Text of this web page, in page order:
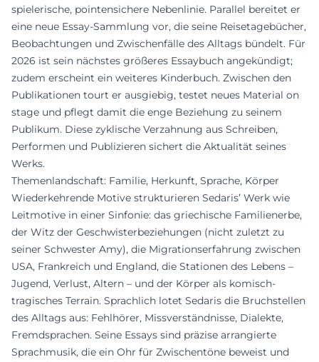
spielerische, pointensichere Nebenlinie. Parallel bereitet er
eine neue Essay-Sammlung vor, die seine Reisetagebücher,
Beobachtungen und Zwischenfälle des Alltags bündelt. Für
2026 ist sein nächstes größeres Essaybuch angekündigt;
zudem erscheint ein weiteres Kinderbuch. Zwischen den
Publikationen tourt er ausgiebig, testet neues Material on
stage und pflegt damit die enge Beziehung zu seinem
Publikum. Diese zyklische Verzahnung aus Schreiben,
Performen und Publizieren sichert die Aktualität seines
Werks.
Themenlandschaft: Familie, Herkunft, Sprache, Körper
Wiederkehrende Motive strukturieren Sedaris’ Werk wie
Leitmotive in einer Sinfonie: das griechische Familienerbe,
der Witz der Geschwisterbeziehungen (nicht zuletzt zu
seiner Schwester Amy), die Migrationserfahrung zwischen
USA, Frankreich und England, die Stationen des Lebens –
Jugend, Verlust, Altern – und der Körper als komisch-
tragisches Terrain. Sprachlich lotet Sedaris die Bruchstellen
des Alltags aus: Fehlhörer, Missverständnisse, Dialekte,
Fremdsprachen. Seine Essays sind präzise arrangierte
Sprachmusik, die ein Ohr für Zwischentöne beweist und